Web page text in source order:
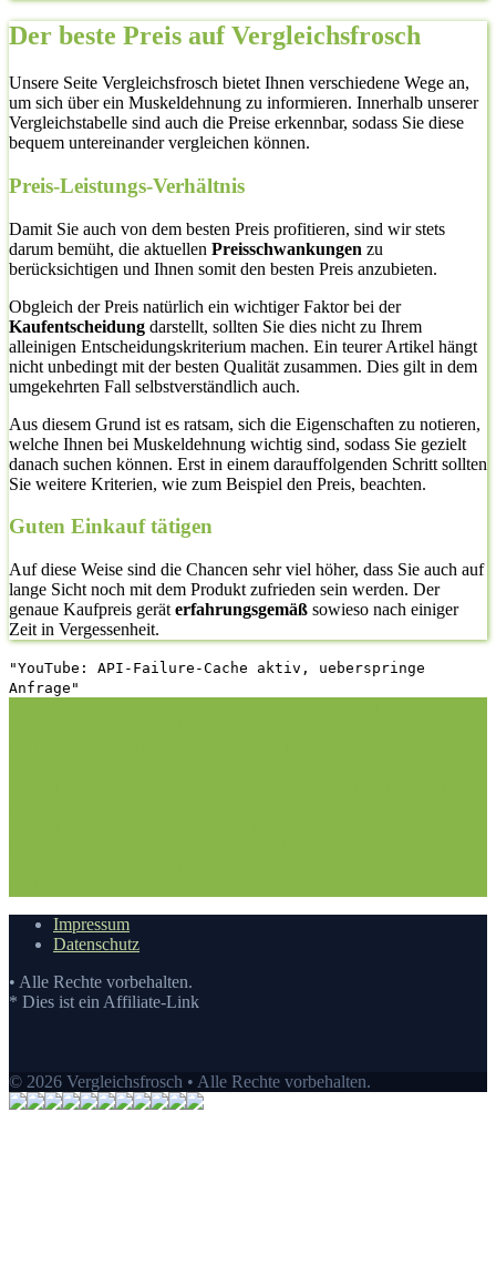
Der beste Preis auf Vergleichsfrosch
Unsere Seite Vergleichsfrosch bietet Ihnen verschiedene Wege an,
um sich über ein Muskeldehnung zu informieren. Innerhalb unserer
Vergleichstabelle sind auch die Preise erkennbar, sodass Sie diese
bequem untereinander vergleichen können.
Preis-Leistungs-Verhältnis
Damit Sie auch von dem besten Preis profitieren, sind wir stets
darum bemüht, die aktuellen Preisschwankungen zu
berücksichtigen und Ihnen somit den besten Preis anzubieten.
Obgleich der Preis natürlich ein wichtiger Faktor bei der
Kaufentscheidung darstellt, sollten Sie dies nicht zu Ihrem
alleinigen Entscheidungskriterium machen. Ein teurer Artikel hängt
nicht unbedingt mit der besten Qualität zusammen. Dies gilt in dem
umgekehrten Fall selbstverständlich auch.
Aus diesem Grund ist es ratsam, sich die Eigenschaften zu notieren,
welche Ihnen bei Muskeldehnung wichtig sind, sodass Sie gezielt
danach suchen können. Erst in einem darauffolgenden Schritt sollten
Sie weitere Kriterien, wie zum Beispiel den Preis, beachten.
Guten Einkauf tätigen
Auf diese Weise sind die Chancen sehr viel höher, dass Sie auch auf
lange Sicht noch mit dem Produkt zufrieden sein werden. Der
genaue Kaufpreis gerät erfahrungsgemäß sowieso nach einiger
Zeit in Vergessenheit.
"YouTube: API-Failure-Cache aktiv, ueberspringe
Anfrage"
Impressum
Datenschutz
• Alle Rechte vorbehalten.
* Dies ist ein Affiliate-Link
© 2026 Vergleichsfrosch • Alle Rechte vorbehalten.